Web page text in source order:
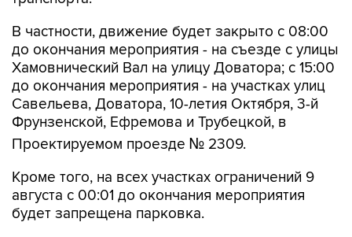
В частности, движение будет закрыто с 08:00
до окончания мероприятия - на съезде с улицы
Хамовнический Вал на улицу Доватора; с 15:00
до окончания мероприятия - на участках улиц
Савельева, Доватора, 10-летия Октября, 3-й
Фрунзенской, Ефремова и Трубецкой, в
Проектируемом проезде № 2309.
Кроме того, на всех участках ограничений 9
августа с 00:01 до окончания мероприятия
будет запрещена парковка.